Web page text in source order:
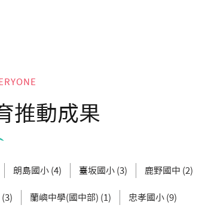
推動成果
朗島國小 (4) 臺坂國小 (3) 鹿野國中 (2)
蘭嶼中學(國中部) (1) 忠孝國小 (9)